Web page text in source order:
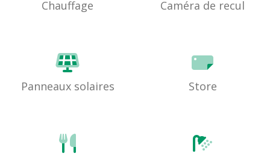
Chauffage Caméra de recul
Panneaux solaires Store